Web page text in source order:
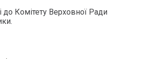
до Комітету Верховної Ради